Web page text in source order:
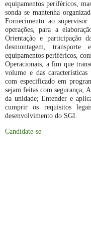
equipamentos periféricos,
sonda se mantenha
Fornecimento ao supervisor
operações, para a
Orientação e participação
desmontagem,
equipamentos periféricos,
Operacionais, a fim que
volume e das
com especificado em
sejam feitas com segurança;
da unidade; Entender e
cumprir os requisitos
desenvolvimento do SGI.
Candidate-se